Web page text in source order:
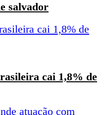
salvador
cai 1,8% de